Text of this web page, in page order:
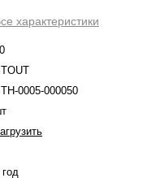
характеристики
0005-000050
год